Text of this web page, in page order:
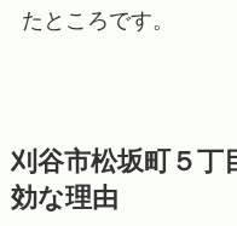
たところです。
刈谷市松坂町５
効な理由